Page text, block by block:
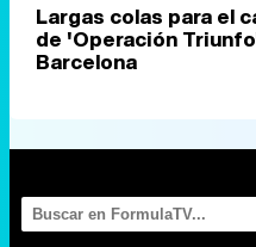
Largas colas para el
de 'Operación
Barcelona